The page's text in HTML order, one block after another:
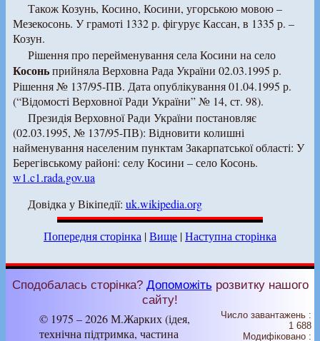
Також Козунь, Косино, Косини, угорською мовою –
Мезекосонь. У грамоті 1332 р. фігурує Кассан, в 1335 р. –
Козун.
Рішення про перейменування села Косини на село
Косоньприйняла Верховна Рада України 02.03.1995 р.
Рішення № 137/95-ПВ. Дата опублікування 01.04.1995 р.
(“Відомості Верховної Ради України” № 14, ст. 98).
Президія Верховної Ради України постановляє
(02.03.1995, № 137/95-ПВ): Відновити колишні
найменування населеним пунктам Закарпатської області: У
Берегівському районі: селу Косини – село Косонь.
w1.c1.rada.gov.ua
Довідка у Вікіпедії: uk.wikipedia.org
Попередня сторінка |Вище |Наступна сторінка
Сподобалась сторінка? Допоможітьрозвитку нашого
сайту!
© 1975 – 2026 М.Жарких (ідея,
технічна підтримка, частина
Число завантажень :
1 688
Модифіковано :